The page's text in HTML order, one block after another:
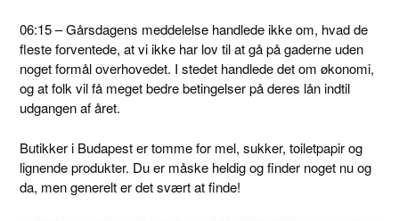
06:15 – Gårsdagens meddelelse handlede ikke om, hvad de
fleste forventede, at vi ikke har lov til at gå på gaderne uden
noget formål overhovedet. I stedet handlede det om økonomi,
og at folk vil få meget bedre betingelser på deres lån indtil
udgangen af ​​året.
Butikker i Budapest er tomme for mel, sukker, toiletpapir og
lignende produkter. Du er måske heldig og finder noget nu og
da, men generelt er det svært at finde!